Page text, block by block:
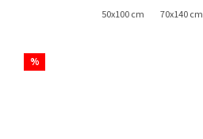
50x100 cm 70x140 cm
%